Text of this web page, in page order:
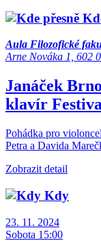
Aula Filozofické
Arne Nováka 1, 602
Janáček
klavír
Pohádka pro
Petra a Davida
Zobrazit detail
Kdy
23. 11. 2024
Sobota 15:00